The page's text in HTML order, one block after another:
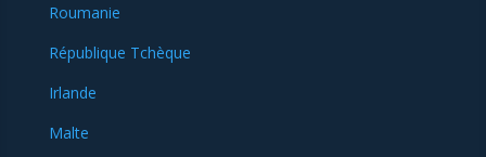
Roumanie
République Tchèque
Irlande
Malte